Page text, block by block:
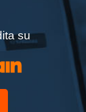
su